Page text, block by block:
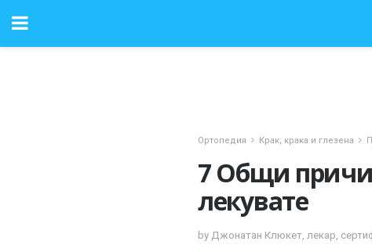
Ортопедия Крак, крака и глезена
7 Общи
лекувате
by Джонатан Клюкет, лекар,